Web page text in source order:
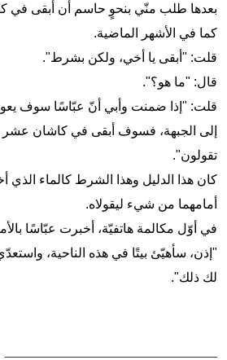
بعدها طلب منّي بنحوٍ حاسم أن أبقى في
كما في الأشهر الماضية.
قلت: "أبقى يا أخي، ولكن بشرط".
قال: "ما هو؟".
قلت: "إذا ضمنت وأبي أنّ عبّاسًا سوف
إلى الجبهة، فسوف أبقى في كاشان عشر
تقولون".
كان هذا الدليل وهذا الشرط كالماء الذي
أمامهما من شيء ليقولاه.
في أوّل مكالمة هاتفيّة، أخبرت عبّاسًا
"إذن، سأهيّئ بيتًا في هذه الناحية،
لك ذلك".